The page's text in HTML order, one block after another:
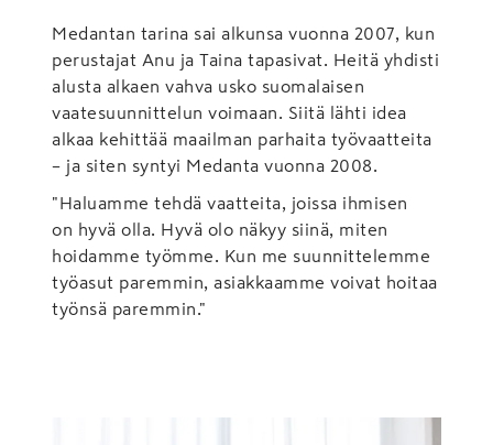
Medantan tarina sai alkunsa vuonna 2007, kun
perustajat Anu ja Taina tapasivat. Heitä yhdisti
alusta alkaen vahva usko suomalaisen
vaatesuunnittelun voimaan. Siitä lähti idea
alkaa kehittää maailman parhaita työvaatteita
– ja siten syntyi Medanta vuonna 2008.
"Haluamme tehdä vaatteita, joissa ihmisen
on hyvä olla. Hyvä olo näkyy siinä, miten
hoidamme työmme. Kun me suunnittelemme
työasut paremmin, asiakkaamme voivat hoitaa
työnsä paremmin."